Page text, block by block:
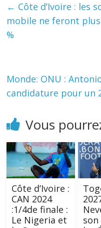
← Côte d’Ivoire : les
mobile ne feront
%
Monde: ONU :
candidature pour un
Vous
Côte d’Ivoire :
CAN 2024
:1/4de finale :
Le Nigeria et